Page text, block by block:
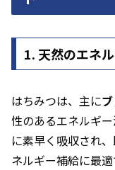
1. 天然のエネ
はちみつは、主に
性のあるエネルギ
に素早く吸収され
ネルギー補給に最